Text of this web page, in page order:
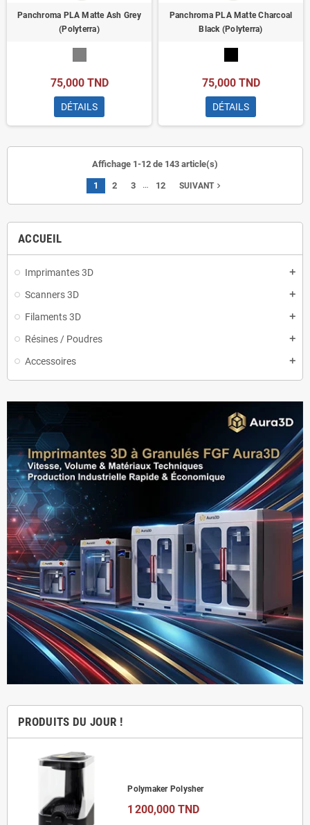
ACCUEIL
Imprimantes 3D add
Scanners 3D add
Filaments 3D add
Résines / Poudres add
Accessoires add
PRODUITS DU JOUR !
Polymaker Polysher
1 200,000 TND
Panchroma PLA Matte Ash Grey
(Polyterra)
75,000 TND
DÉTAILS
Panchroma PLA Matte Charcoal
Black (Polyterra)
75,000 TND
DÉTAILS
Affichage 1-12 de 143 article(s)
1 2 3 … 12 SUIVANTnavigate_next